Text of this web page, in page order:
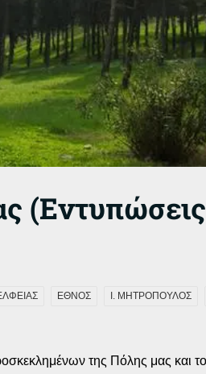
ΕΘΝΟΣ Ι. ΜΗΤΡΟΠΟΥΛΟΣ
της Πόλης μας και